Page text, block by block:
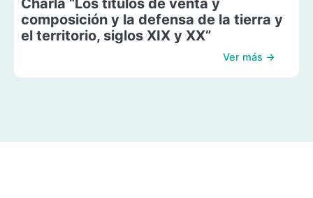
Charla “Los títulos de venta y
composición y la defensa de la tierra y
el territorio, siglos XIX y XX”
Ver más →